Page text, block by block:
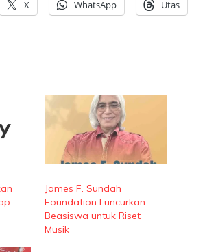
X WhatsApp Utas
James F. Sundah
Foundation Luncurkan
Beasiswa untuk Riset
Musik